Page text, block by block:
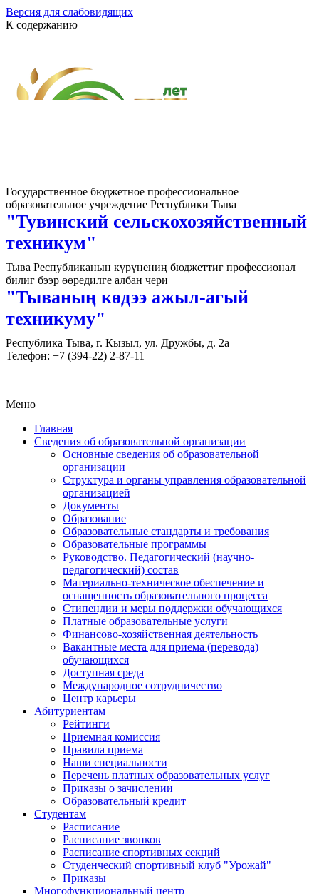
Версия для слабовидящих
К содержанию
Государственное бюджетное профессиональное
образовательное учреждение Республики Тыва
"Тувинский сельскохозяйственный
техникум"
Тыва Республиканын күрүнениң бюджеттиг профессионал
билиг бээр өөредилге албан чери
"Тываның көдээ ажыл-агый
техникуму"
Республика Тыва, г. Кызыл, ул. Дружбы, д. 2а
Телефон: +7 (394-22) 2-87-11
Меню
Главная
Сведения об образовательной организации
Основные сведения об образовательной
организации
Структура и органы управления образовательной
организацией
Документы
Образование
Образовательные стандарты и требования
Образовательные программы
Руководство. Педагогический (научно-
педагогический) состав
Материально-техническое обеспечение и
оснащенность образовательного процесса
Стипендии и меры поддержки обучающихся
Платные образовательные услуги
Финансово-хозяйственная деятельность
Вакантные места для приема (перевода)
обучающихся
Доступная среда
Международное сотрудничество
Центр карьеры
Абитуриентам
Рейтинги
Приемная комиссия
Правила приема
Наши специальности
Перечень платных образовательных услуг
Приказы о зачислении
Образовательный кредит
Студентам
Расписание
Расписание звонков
Расписание спортивных секций
Студенческий спортивный клуб "Урожай"
Приказы
Многофункциональный центр